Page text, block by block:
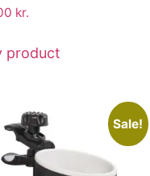
kr.
product
Sale!